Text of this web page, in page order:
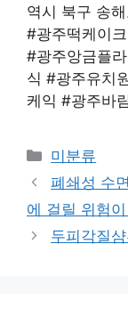
역시 북구 송
#광주떡케이
#광주앙금플
식 #광주유치
케익 #광주바
Categories
미분류
폐쇄성 수
에 걸릴 위험
두피각질